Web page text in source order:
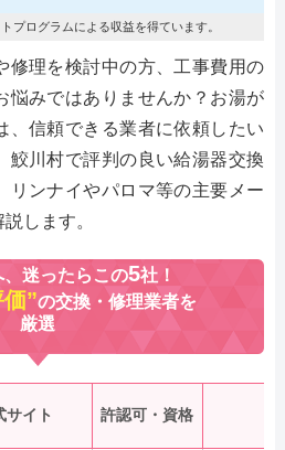
プログラムによる収益を得ています。
修理を検討中の方、工事費用の
悩みではありませんか？お湯が
、信頼できる業者に依頼したい
鮫川村で評判の良い給湯器交換
リンナイやパロマ等の主要メー
します。
迷ったらこの5社！
”の交換・修理業者を
厳選
サイト 許認可・資格